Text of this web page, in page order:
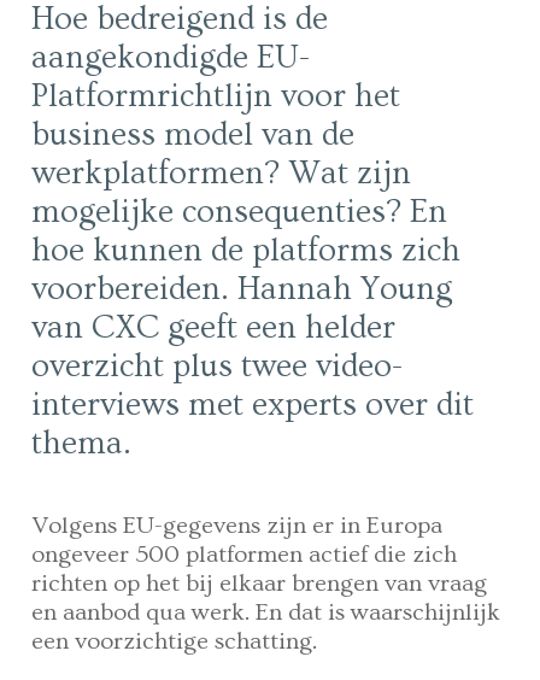
Hoe bedreigend is de
aangekondigde EU-
Platformrichtlijn voor het
business model van de
werkplatformen? Wat zijn
mogelijke consequenties? En
hoe kunnen de platforms zich
voorbereiden. Hannah Young
van CXC geeft een helder
overzicht plus twee video-
interviews met experts over dit
thema.
Volgens EU-gegevens zijn er in Europa
ongeveer 500 platformen actief die zich
richten op het bij elkaar brengen van vraag
en aanbod qua werk. En dat is waarschijnlijk
een voorzichtige schatting.